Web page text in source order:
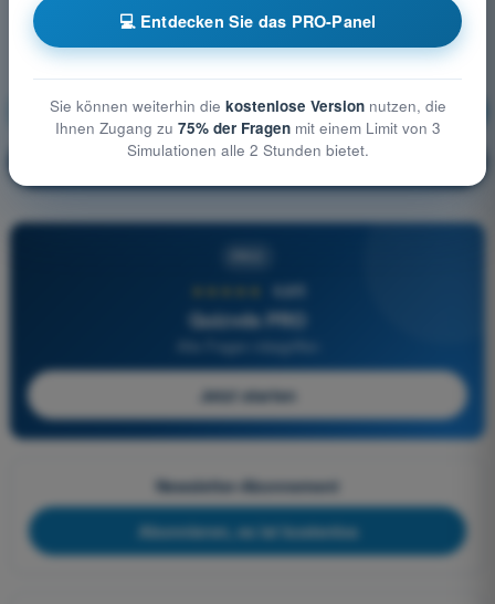
Meteorologie Ausbildung!
🔒 Erläuterung der Frage
4,6/5
Quizvds PRO
Alle Fragen inbegriffen
Jetzt starten
Newsletter-Abonnement
Abonnieren, es ist kostenlos
💻 Entdecken Sie das PRO-Panel
Sie können weiterhin die kostenlose Versionnutzen, die
Ihnen Zugang zu 75% der Fragenmit einem Limit von 3
Simulationen alle 2 Stunden bietet.